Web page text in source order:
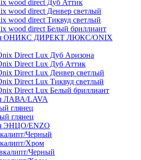
wood direct Дуб Аттик
wood direct Денвер светлый
wood direct Тиквуд светлый
wood direct Белый бриллиант
ОНИКС ДИРЕКТ ЛЮКС/ONIX
Direct Lux Дуб Аризона
Direct Lux Дуб Аттик
Direct Lux Денвер светлый
Direct Lux Тиквуд светлый
Direct Lux Белый бриллиант
ЛАВА/LAVA
глянец
глянец
ЭНЦО/ENZO
Черный
Хром
Черный